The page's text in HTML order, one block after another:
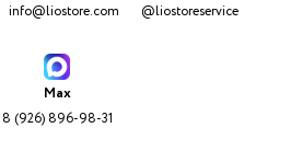
info@liostore.com @liostoreservice
Max
8 (926) 896-98-31